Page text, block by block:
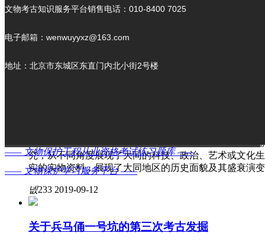
考，并提出过一些重要的见解。比如遗址的发掘，要选
究中不同的器物要分类等。考古学文化研究中要有层次
넶451 2019-08-22
理，书中收录的出土器物研究、各类馆藏文物研究、石
究，从不同角度展现了大同的科技、政治、艺术或文化
实的实物资料，展现了大同地区的历史面貌及其盛衰演
넶233 2019-09-12
关于兵马俑一号坑的第三次考古发掘
文物考古知识服务平台销售电话：010-8400 7025
电子邮箱：wenwuyyxz@163.com
地址：北京市东城区东直门内北小街2号楼
—— 文物保护工程从业资格考试练习题库 ——
—— 文物保护学习服务平台 ——